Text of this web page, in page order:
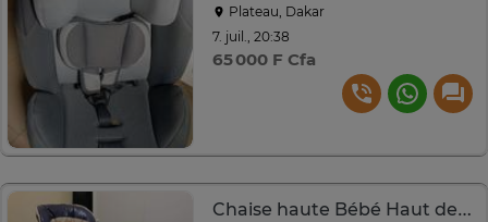
Plateau, Dakar
7. juil., 20:38
65 000 F Cfa
Chaise haute Bébé Haut de gamme - Multifonctions